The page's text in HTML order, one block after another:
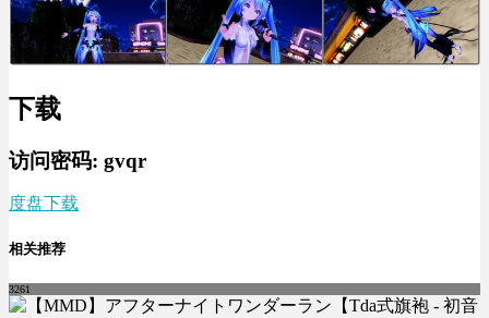
下载
访问密码: gvqr
度盘下载
相关推荐
3261